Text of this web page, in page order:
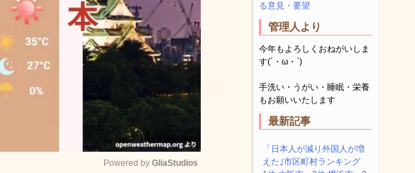
Powered by GliaStudios
る意見・要望
管理人より
今年もよろしくおねがいしま
す(´・ω・`)
手洗い・うがい・睡眠・栄養
もお願いいたします
最新記事
「日本人が減り外国人が増
えた｣市区町村ランキング